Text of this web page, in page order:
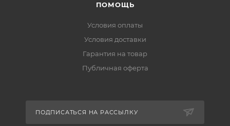
ПОМОЩЬ
Условия оплаты
Условия доставки
Гарантия на товар
Публичная оферта
ПОДПИСАТЬСЯ НА РАССЫЛКУ